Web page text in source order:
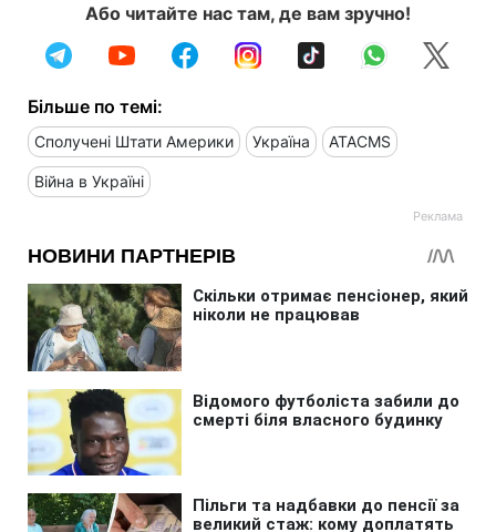
Або читайте нас там, де вам зручно!
Більше по темі:
Сполучені Штати Америки Україна ATACMS
Війна в Україні